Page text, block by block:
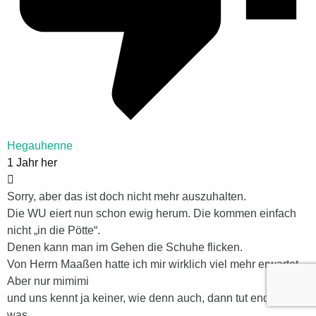
Hegauhenne
1 Jahr her
Sorry, aber das ist doch nicht mehr auszuhalten.
Die WU eiert nun schon ewig herum. Die kommen einfach
nicht „in die Pötte“.
Denen kann man im Gehen die Schuhe flicken.
Von Herrn Maaßen hatte ich mir wirklich viel mehr erwartet.
Aber nur mimimi
und uns kennt ja keiner, wie denn auch, dann tut endlich